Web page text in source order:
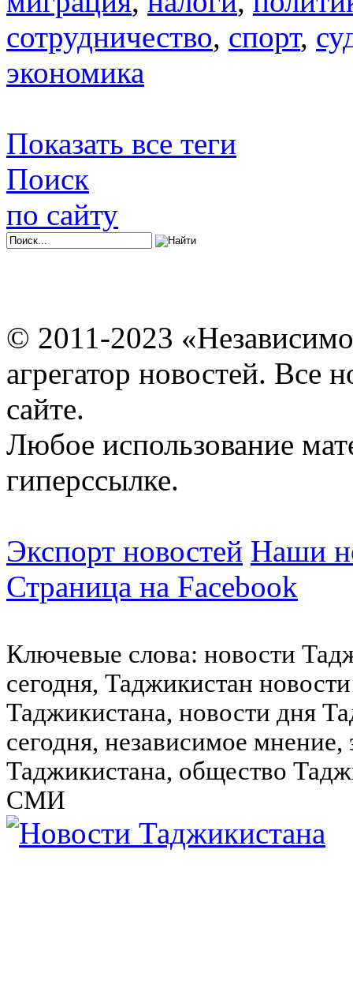
сотрудничество, спорт,
экономика
Показать все теги
Поиск
по сайту
© 2011-2023
агрегатор новостей. Все
сайте.
Любое использование
гиперссылке.
Экспорт новостей Наши
Страница на Facebook
Ключевые слова: новости
сегодня, Таджикистан
Таджикистана, новости дня
сегодня, независимое
Таджикистана, общество
СМИ